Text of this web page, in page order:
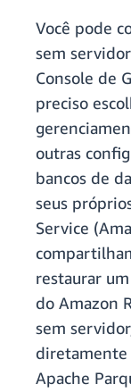
Você pode
sem
Console de
preciso
outras
bancos de
seus
Service
restaurar
do Amazon
sem
diretamente
Apache